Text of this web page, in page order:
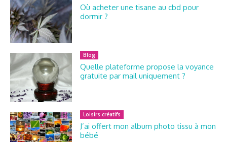
Où acheter une tisane au cbd pour
dormir ?
Blog
Quelle plateforme propose la voyance
gratuite par mail uniquement ?
Loisirs créatifs
J’ai offert mon album photo tissu à mon
bébé